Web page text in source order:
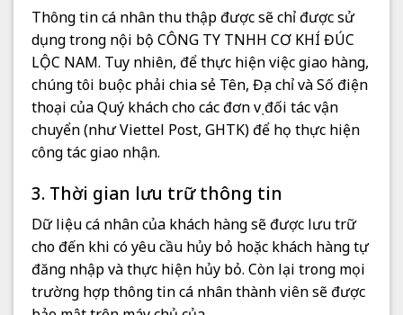
Thông tin cá nhân thu thập được sẽ chỉ được sử
dụng trong nội bộ CÔNG TY TNHH CƠ KHÍ ĐÚC
LỘC NAM. Tuy nhiên, để thực hiện việc giao hàng,
chúng tôi buộc phải chia sẻ Tên, Địa chỉ và Số điện
thoại của Quý khách cho các đơn vị đối tác vận
chuyển (như Viettel Post, GHTK) để họ thực hiện
công tác giao nhận.
3. Thời gian lưu trữ thông tin
Dữ liệu cá nhân của khách hàng sẽ được lưu trữ
cho đến khi có yêu cầu hủy bỏ hoặc khách hàng tự
đăng nhập và thực hiện hủy bỏ. Còn lại trong mọi
trường hợp thông tin cá nhân thành viên sẽ được